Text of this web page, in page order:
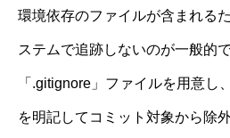
環境依存のファイルが含まれる
ステムで追跡しないのが一般的
「.gitignore」ファイルを用意し
を明記してコミット対象から除